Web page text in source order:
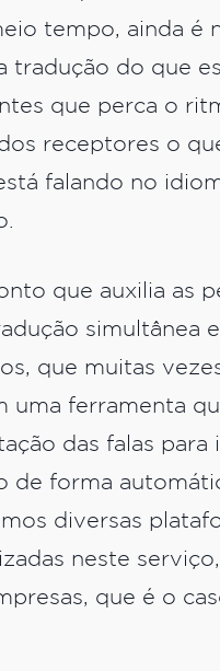
tempo, ainda é
tradução do que
que perca o
receptores o
falando no
que auxilia as
simultânea
que muitas
uma ferramenta
das falas para
de forma
diversas
neste
que é o